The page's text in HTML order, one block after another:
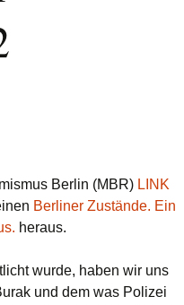
Berlin (MBR) LINK
Berliner Zustände. Ein
heraus.
wurde, haben wir uns
und dem was Polizei